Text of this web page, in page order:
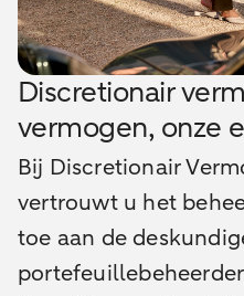
Discretionair
vermogen, onze
Bij Discretionair
vertrouwt u het
toe aan de